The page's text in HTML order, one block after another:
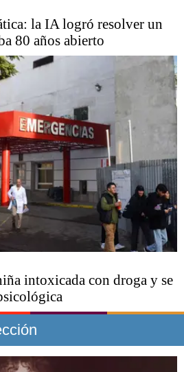
la IA logró resolver un
80 años abierto
intoxicada con droga y se